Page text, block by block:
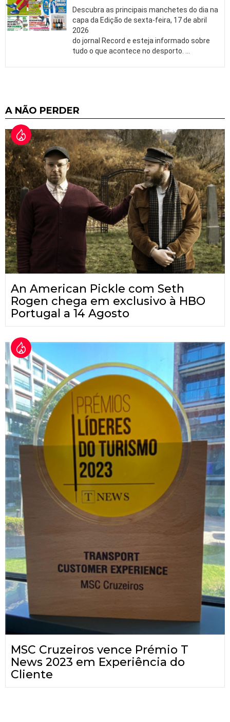
Descubra as principais manchetes do dia na
capa da Edição de sexta-feira, 17 de abril
2026
do jornal Record e esteja informado sobre
tudo o que acontece no desporto. …
A NÃO PERDER
An American Pickle com Seth
Rogen chega em exclusivo à HBO
Portugal a 14 Agosto
MSC Cruzeiros vence Prémio T
News 2023 em Experiência do
Cliente